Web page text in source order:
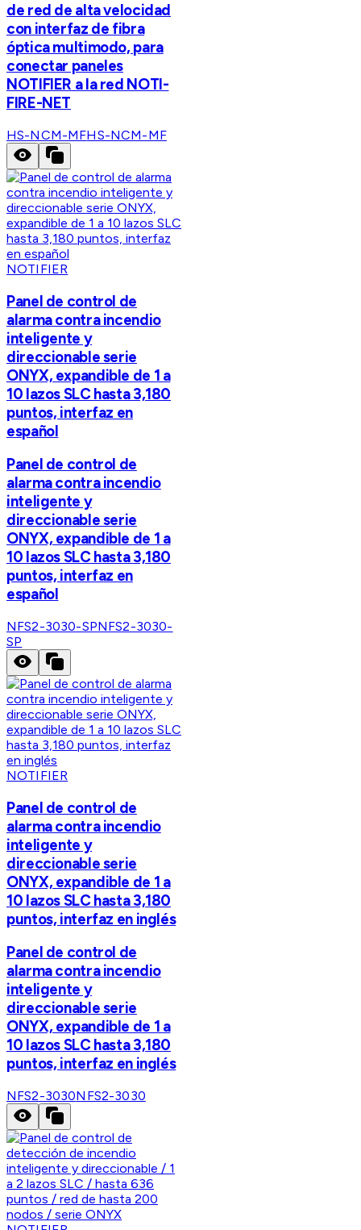
de red de alta velocidad
con interfaz de fibra
óptica multimodo, para
conectar paneles
NOTIFIER a la red NOTI-
FIRE-NET
HS-NCM-MFHS-NCM-MF
NOTIFIER
Panel de control de
alarma contra incendio
inteligente y
direccionable serie
ONYX, expandible de 1 a
10 lazos SLC hasta 3,180
puntos, interfaz en
español
Panel de control de
alarma contra incendio
inteligente y
direccionable serie
ONYX, expandible de 1 a
10 lazos SLC hasta 3,180
puntos, interfaz en
español
NFS2-3030-SPNFS2-3030-
SP
NOTIFIER
Panel de control de
alarma contra incendio
inteligente y
direccionable serie
ONYX, expandible de 1 a
10 lazos SLC hasta 3,180
puntos, interfaz en inglés
Panel de control de
alarma contra incendio
inteligente y
direccionable serie
ONYX, expandible de 1 a
10 lazos SLC hasta 3,180
puntos, interfaz en inglés
NFS2-3030NFS2-3030